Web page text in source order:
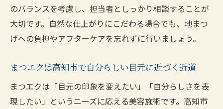
のバランスを考慮し、担当者としっかり相談することが
大切です。自然な仕上がりにこだわる場合でも、地まつ
げへの負担やアフターケアを忘れずに行いましょう。
まつエクは高知市で自分らしい目元に近づく近道
まつエクは「目元の印象を変えたい」「自分らしさを表
現したい」というニーズに応える美容施術です。高知市